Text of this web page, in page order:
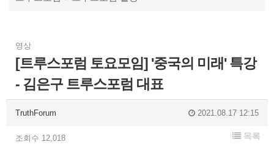
영상
[트루스포럼 토요모임] '중국의 미래' 특강
- 김은구 트루스포럼 대표
TruthForum 2021.08.17 12:15
조회수 12,018 목록